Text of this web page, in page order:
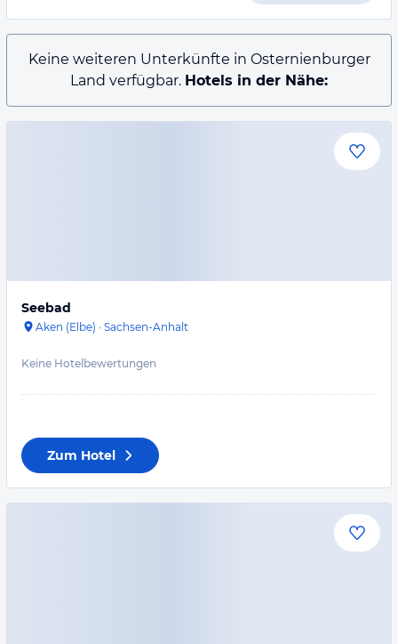
Keine weiteren Unterkünfte in Osternienburger
Land verfügbar. Hotels in der Nähe:
Seebad
Aken (Elbe) · Sachsen-Anhalt
Keine Hotelbewertungen
Zum Hotel